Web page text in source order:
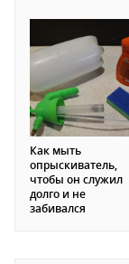
Как мыть
опрыскиватель,
чтобы он служил
долго и не
забивался